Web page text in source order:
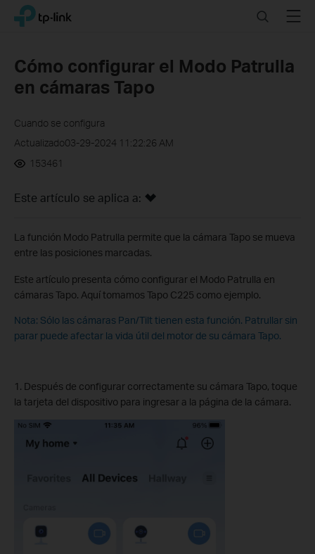
Click
navigation
TP-Link, Reliably Smart SearchMenu
Cómo configurar el Modo Patrulla
en cámaras Tapo
Cuando se configura
Actualizado03-29-2024 11:22:26 AM
153461
Este artículo se aplica a:
La función Modo Patrulla permite que la cámara Tapo se mueva
entre las posiciones marcadas.
Este artículo presenta cómo configurar el Modo Patrulla en
cámaras Tapo. Aquí tomamos Tapo C225 como ejemplo.
Nota: Sólo las cámaras Pan/Tilt tienen esta función. Patrullar sin
parar puede afectar la vida útil del motor de su cámara Tapo.
1. Después de configurar correctamente su cámara Tapo, toque
la tarjeta del dispositivo para ingresar a la página de la cámara.